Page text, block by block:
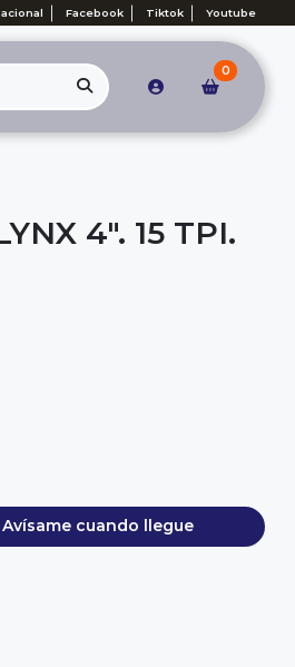
Facebook Tiktok Youtube
0
4". 15 TPI.
Avísame cuando llegue